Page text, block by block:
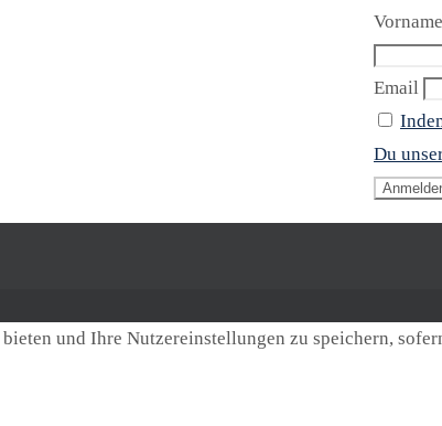
Email
Du
und Ihre Nutzereinstellungen zu speichern,